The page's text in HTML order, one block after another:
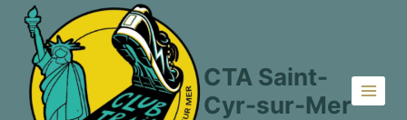
Aller
contenu
CTA Saint-
Cyr-sur-Mer